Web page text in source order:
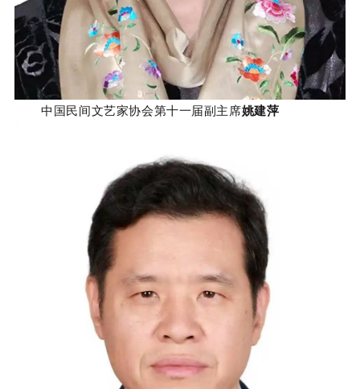
中国民间文艺家协会第十一届副主席姚建萍